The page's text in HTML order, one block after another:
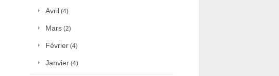
Avril (4)
Mars (2)
Février (4)
Janvier (4)